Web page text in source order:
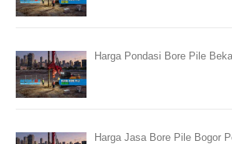
Harga Pondasi Bore Pile
Harga Jasa Bore Pile Bogor